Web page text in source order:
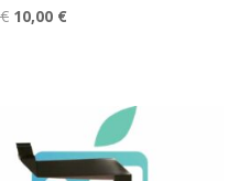
€ Le
10,00 €Le
10,00 €.